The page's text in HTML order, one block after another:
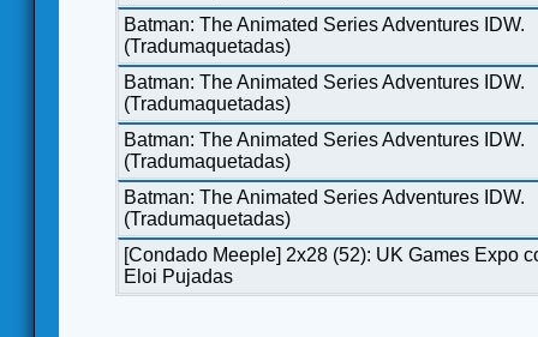
Batman: The Animated Series Adventures IDW.
(Tradumaquetadas)
Batman: The Animated Series Adventures IDW.
(Tradumaquetadas)
Batman: The Animated Series Adventures IDW.
(Tradumaquetadas)
Batman: The Animated Series Adventures IDW.
(Tradumaquetadas)
[Condado Meeple] 2x28 (52): UK Games Expo
Eloi Pujadas